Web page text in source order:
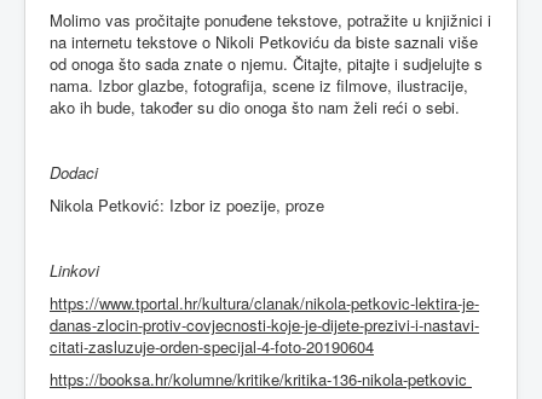
Molimo vas pročitajte ponuđene tekstove, potražite u knjižnici i
na internetu tekstove o Nikoli Petkoviću da biste saznali više
od onoga što sada znate o njemu. Čitajte, pitajte i sudjelujte s
nama. Izbor glazbe, fotografija, scene iz filmove, ilustracije,
ako ih bude, također su dio onoga što nam želi reći o sebi.
Dodaci
Nikola Petković: Izbor iz poezije, proze
Linkovi
https://www.tportal.hr/kultura/clanak/nikola-petkovic-lektira-je-
danas-zlocin-protiv-covjecnosti-koje-je-dijete-prezivi-i-nastavi-
citati-zasluzuje-orden-specijal-4-foto-20190604
https://booksa.hr/kolumne/kritike/kritika-136-nikola-petkovic